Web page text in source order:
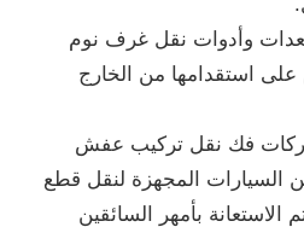
وأدوات نقل غرف نوم
استقدامها من الخارج
فك نقل تركيب عفش
السيارات المجهزة لنقل قطع
الاستعانة بأمهر السائقين